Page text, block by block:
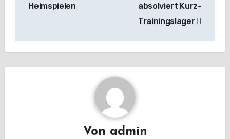
Heimspielen
absolviert Kurz-
Trainingslager
Von admin